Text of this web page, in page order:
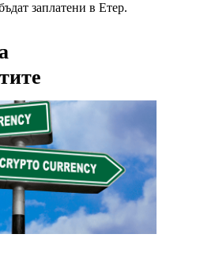
заплатени в Етер.